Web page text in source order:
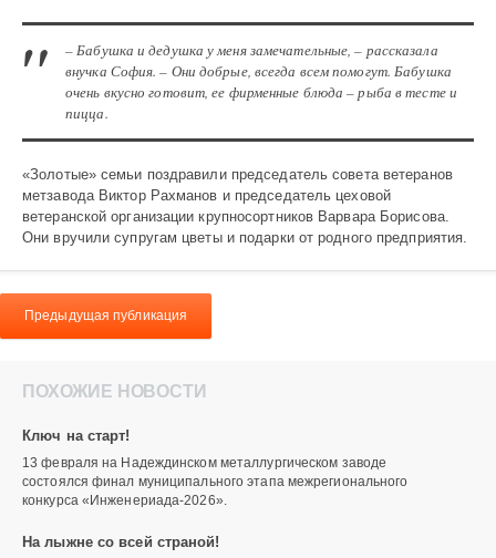
– Бабушка и дедушка у меня замечательные, – рассказала
внучка София. – Они добрые, всегда всем помогут. Бабушка
очень вкусно готовит, ее фирменные блюда – рыба в тесте и
пицца.
«Золотые» семьи поздравили председатель совета ветеранов
метзавода Виктор Рахманов и председатель цеховой
ветеранской организации крупносортников Варвара Борисова.
Они вручили супругам цветы и подарки от родного предприятия.
Предыдущая публикация
ПОХОЖИЕ НОВОСТИ
Ключ на старт!
13 февраля на Надеждинском металлургическом заводе
состоялся финал муниципального этапа межрегионального
конкурса «Инженериада-2026».
На лыжне со всей страной!